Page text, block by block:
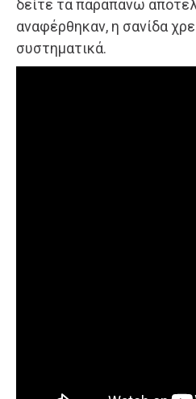
δείτε τα παραπάνω
αναφέρθηκαν, η σανίδα
συστηματικά.